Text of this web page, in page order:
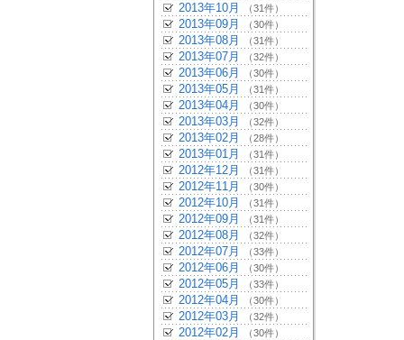
2013年10月 （31件）
2013年09月 （30件）
2013年08月 （31件）
2013年07月 （32件）
2013年06月 （30件）
2013年05月 （31件）
2013年04月 （30件）
2013年03月 （32件）
2013年02月 （28件）
2013年01月 （31件）
2012年12月 （31件）
2012年11月 （30件）
2012年10月 （31件）
2012年09月 （31件）
2012年08月 （32件）
2012年07月 （33件）
2012年06月 （30件）
2012年05月 （33件）
2012年04月 （30件）
2012年03月 （32件）
2012年02月 （30件）